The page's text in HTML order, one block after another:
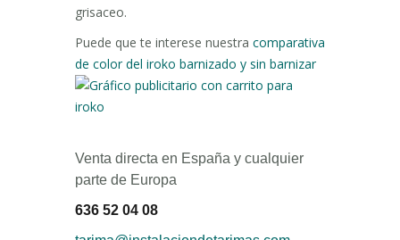
grisaceo.
Puede que te interese nuestra comparativa
de color del iroko barnizado y sin barnizar
Venta directa en España y cualquier
parte de Europa
636 52 04 08